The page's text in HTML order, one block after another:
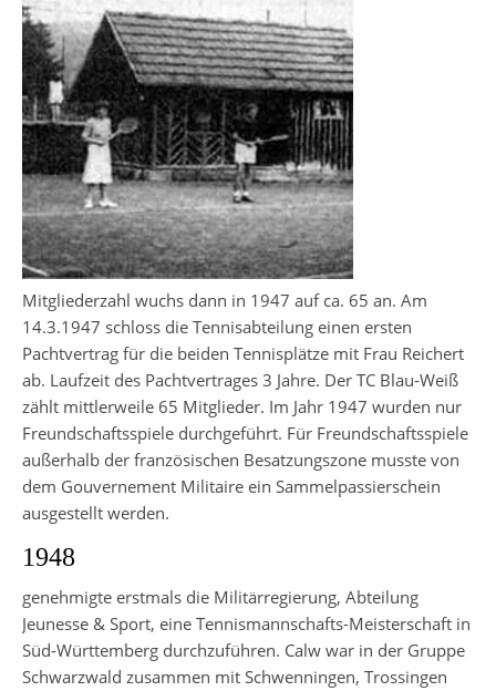
Mitgliederzahl wuchs dann in 1947 auf ca. 65 an. Am
14.3.1947 schloss die Tennisabteilung einen ersten
Pachtvertrag für die beiden Tennisplätze mit Frau Reichert
ab. Laufzeit des Pachtvertrages 3 Jahre. Der TC Blau-Weiß
zählt mittlerweile 65 Mitglieder. Im Jahr 1947 wurden nur
Freundschaftsspiele durchgeführt. Für Freundschaftsspiele
außerhalb der französischen Besatzungszone musste von
dem Gouvernement Militaire ein Sammelpassierschein
ausgestellt werden.
1948
genehmigte erstmals die Militärregierung, Abteilung
Jeunesse & Sport, eine Tennismannschafts-Meisterschaft in
Süd-Württemberg durchzuführen. Calw war in der Gruppe
Schwarzwald zusammen mit Schwenningen, Trossingen